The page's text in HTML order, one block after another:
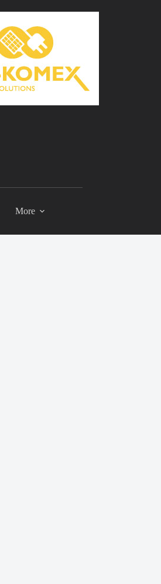
More